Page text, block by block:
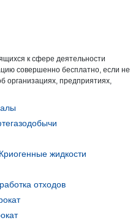
к сфере деятельности
совершенно бесплатно, если не
организациях, предприятиях,
жидкости
отходов